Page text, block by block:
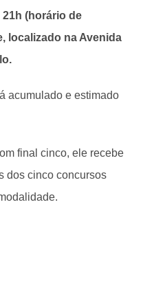
(horário de
localizado na Avenida
acumulado e estimado
final cinco, ele recebe
dos cinco concursos